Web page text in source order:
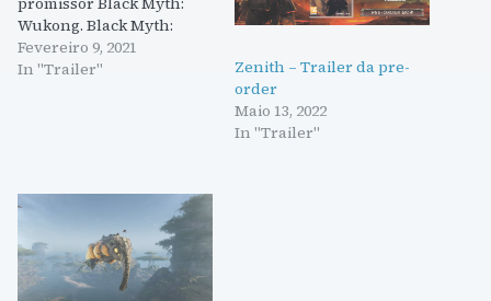
Wukong. Black Myth:
Wukong está em
desenvolvimento para
Fevereiro 9, 2021
In "Trailer"
Zenith – Trailer da pre-
order
Maio 13, 2022
In "Trailer"